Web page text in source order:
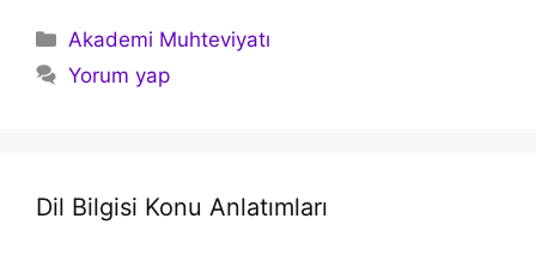
Kategoriler
Akademi Muhteviyatı
Yorum yap
Dil Bilgisi Konu Anlatımları